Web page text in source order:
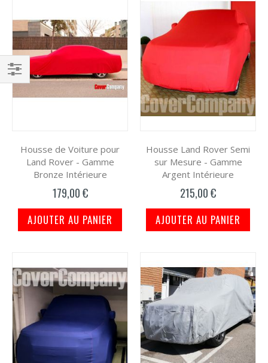
Housse de Voiture pour
Land Rover - Gamme
Bronze Intérieure
179,00 €
AJOUTER AU PANIER
Housse Land Rover Semi
sur Mesure - Gamme
Argent Intérieure
215,00 €
AJOUTER AU PANIER
Filtrer
par